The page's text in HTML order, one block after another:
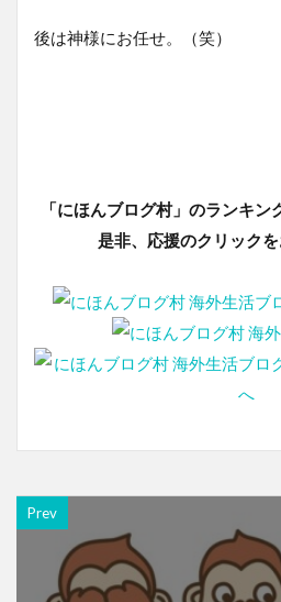
後は神様にお任せ。（笑）
「にほんブログ村」のランキン
是非、応援のクリックを
Prev